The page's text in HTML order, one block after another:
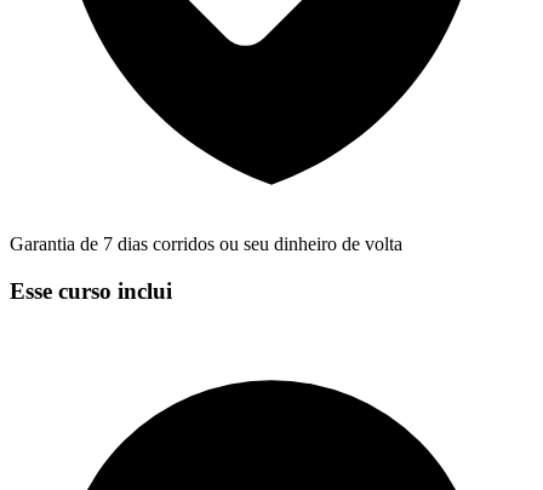
Garantia de 7 dias corridos ou seu dinheiro de volta
Esse curso inclui